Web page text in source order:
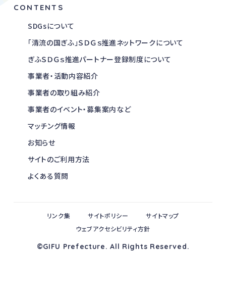
CONTENTS
SDGsについて
「清流の国ぎふ」ＳＤＧｓ推進ネットワークについて
ぎふＳＤＧｓ推進パートナー登録制度について
事業者・活動内容紹介
事業者の取り組み紹介
事業者のイベント・募集案内など
マッチング情報
お知らせ
サイトのご利用方法
よくある質問
©GIFU Prefecture. All Rights Reserved.
リンク集 サイトポリシー
サイトマップ
ウェブアクセシビリティ方針